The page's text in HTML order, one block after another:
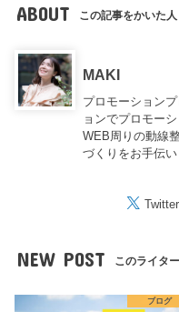
ABOUT この記事をかいた人
MAKI
プロモーション
ョンでプロモー
WEB周りの動線
づくりをお手伝い
Twitter
NEW POST このライタ
ブログ